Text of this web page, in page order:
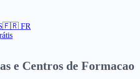
🇫🇷 FR
e Centros de Formacao